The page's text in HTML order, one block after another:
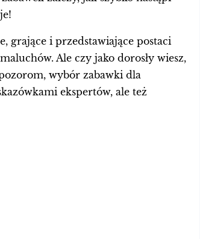
grające i przedstawiające postaci
Ale czy jako dorosły wiesz,
wybór zabawki dla
ekspertów, ale też